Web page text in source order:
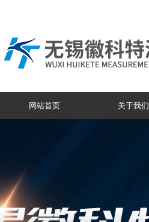
网站首页 关于我们